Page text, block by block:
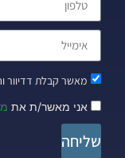
מאשר קבלת דדיוור
אני מאשר/ת את
שליחה